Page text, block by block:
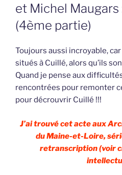
et Michel Maugars
(4ème partie)
Toujours aussi incroyable,
situés à Cuillé, alors qu’ils
Quand je pense aux
rencontrées pour remonter
pour décrouvrir Cuillé !!!
J’ai trouvé cet acte aux
du Maine-et-Loire,
retranscription (voir